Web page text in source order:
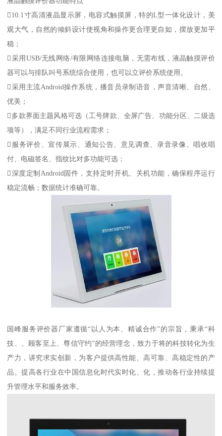
10.1寸高清液晶显示屏，电容式触摸屏，特的L型一体化设计，美
观大气，自然的倾斜设计使视角和操作更合理更自如，摆放更加平
稳；
采用USB/无线网络/有限网络连接电脑，无需布线，液晶触摸评价
器可以与排队叫号系统综合使用，也可以立评价系统使用。
采用主流Android操作系统，播音员录制语音，声音清晰、自然、
优美；
多款界面主题风格可选（工号牌款、全屏广告、功能分区、二级选
项等），满足不同行业流程需求；
服务评价、宣传展示、通知公告、意见调查、录音录像、唱收唱
付、电磁签名、指纹比对多功能可选；
深度定制Android固件，支持定时开机、关机功能，确保程序运行
稳定流畅；数据统计准确可靠。
国峰服务评价器厂家遵循“以人为本、精诚合作”的宗旨，秉承“科
技、、顾客至上、尊信守约”的经营理念，致力于将的科技转化为生
产力，讲究求实创新，为客户提供高性能、高可靠、高稳定性的产
品。提高各行业在中国信息化时代实时化、化，推动各行业持续提
升管理水平和服务效率。